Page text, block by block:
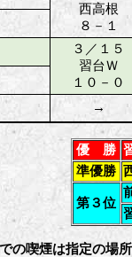
西高根
８－１
３／１５
習台Ｗ
１０－０
→
優 勝
準優勝
第３位
の喫煙は指定の場